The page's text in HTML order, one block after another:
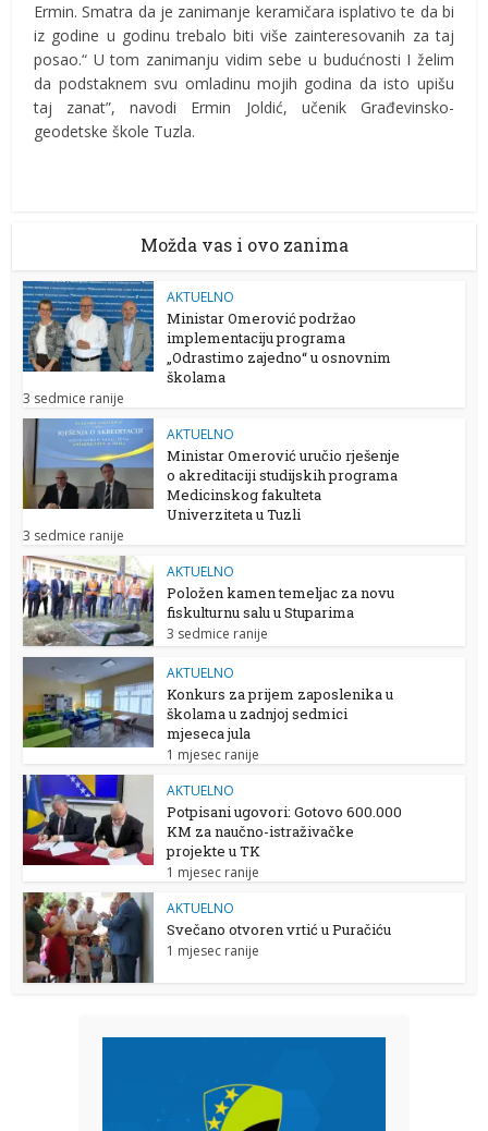
Ermin. Smatra da je zanimanje keramičara isplativo te da bi
iz godine u godinu trebalo biti više zainteresovanih za taj
posao.“ U tom zanimanju vidim sebe u budućnosti I želim
da podstaknem svu omladinu mojih godina da isto upišu
taj zanat”, navodi Ermin Joldić, učenik Građevinsko-
geodetske škole Tuzla.
Možda vas i ovo zanima
AKTUELNO
Ministar Omerović podržao
implementaciju programa
„Odrastimo zajedno“ u osnovnim
školama
3 sedmice ranije
AKTUELNO
Ministar Omerović uručio rješenje
o akreditaciji studijskih programa
Medicinskog fakulteta
Univerziteta u Tuzli
3 sedmice ranije
AKTUELNO
Položen kamen temeljac za novu
fiskulturnu salu u Stuparima
3 sedmice ranije
AKTUELNO
Konkurs za prijem zaposlenika u
školama u zadnjoj sedmici
mjeseca jula
1 mjesec ranije
AKTUELNO
Potpisani ugovori: Gotovo 600.000
KM za naučno-istraživačke
projekte u TK
1 mjesec ranije
AKTUELNO
Svečano otvoren vrtić u Puračiću
1 mjesec ranije